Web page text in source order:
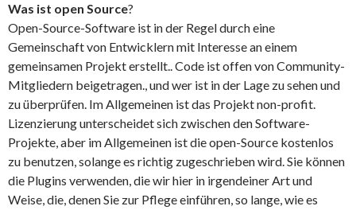
Was ist open Source?
Open-Source-Software ist in der Regel durch eine
Gemeinschaft von Entwicklern mit Interesse an einem
gemeinsamen Projekt erstellt.. Code ist offen von Community-
Mitgliedern beigetragen., und wer ist in der Lage zu sehen und
zu überprüfen. Im Allgemeinen ist das Projekt non-profit.
Lizenzierung unterscheidet sich zwischen den Software-
Projekte, aber im Allgemeinen ist die open-Source kostenlos
zu benutzen, solange es richtig zugeschrieben wird. Sie können
die Plugins verwenden, die wir hier in irgendeiner Art und
Weise, die, denen Sie zur Pflege einführen, so lange, wie es